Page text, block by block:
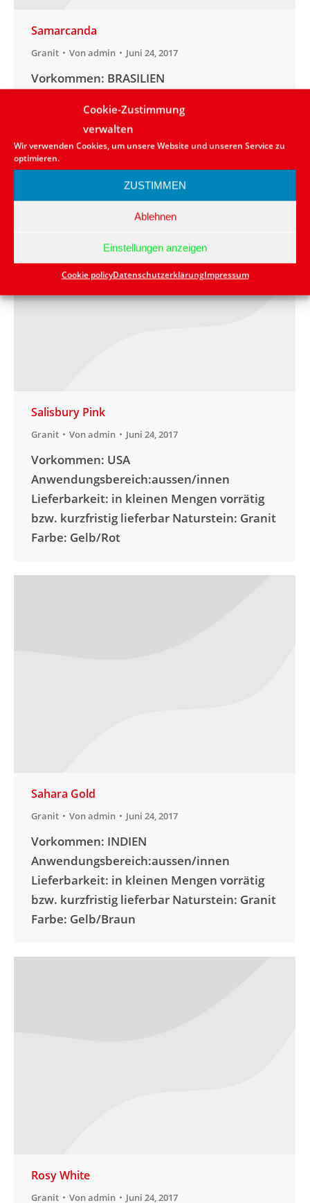
Cookie-Zustimmung
verwalten
Wir verwenden Cookies, um unsere Website und unseren Service zu
optimieren.
ZUSTIMMEN
Ablehnen
Einstellungen anzeigen
Cookie policyDatenschutzerklärungImpressum
Samarcanda
Granit Vonadmin Juni 24, 2017
Vorkommen: BRASILIEN
Lieferbarkeit: in kleinen Mengen vorrätig
bzw. kurzfristig lieferbar Naturstein: Granit
Farbe: Rot
Salisbury Pink
Granit Vonadmin Juni 24, 2017
Vorkommen: USA
Anwendungsbereich:aussen/innen
Lieferbarkeit: in kleinen Mengen vorrätig
bzw. kurzfristig lieferbar Naturstein: Granit
Farbe: Gelb/Rot
Sahara Gold
Granit Vonadmin Juni 24, 2017
Vorkommen: INDIEN
Anwendungsbereich:aussen/innen
Lieferbarkeit: in kleinen Mengen vorrätig
bzw. kurzfristig lieferbar Naturstein: Granit
Farbe: Gelb/Braun
Rosy White
Granit Vonadmin Juni 24, 2017